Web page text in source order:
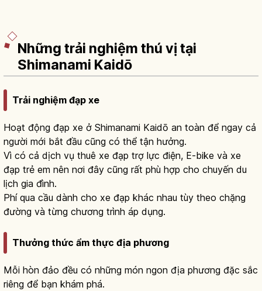
Những trải nghiệm thú vị tại
Shimanami Kaidō
Trải nghiệm đạp xe
Hoạt động đạp xe ở Shimanami Kaidō an toàn để ngay cả
người mới bắt đầu cũng có thể tận hưởng.
Vì có cả dịch vụ thuê xe đạp trợ lực điện, E-bike và xe
đạp trẻ em nên nơi đây cũng rất phù hợp cho chuyến du
lịch gia đình.
Phí qua cầu dành cho xe đạp khác nhau tùy theo chặng
đường và từng chương trình áp dụng.
Thưởng thức ẩm thực địa phương
Mỗi hòn đảo đều có những món ngon địa phương đặc sắc
riêng để bạn khám phá.